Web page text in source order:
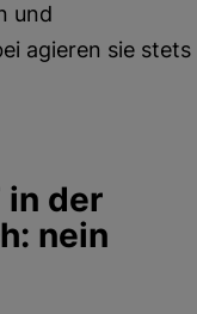
und
agieren sie stets
in der
nein